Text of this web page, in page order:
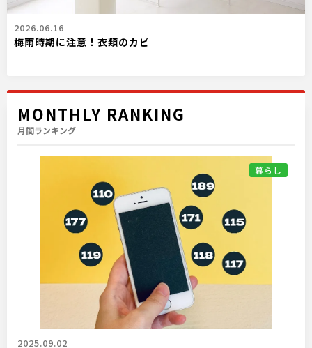
2026.06.16
梅雨時期に注意！衣類のカビ
MONTHLY RANKING
月間ランキング
暮らし
2025.09.02